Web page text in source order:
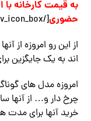
به قیمت کارخانه
حضوری[/av_icon_box]
از این رو امروزه از
اند به یک جایگزین
امروزه مدل های
چرخ دار و… از آنها
خرید آنها برای مدت